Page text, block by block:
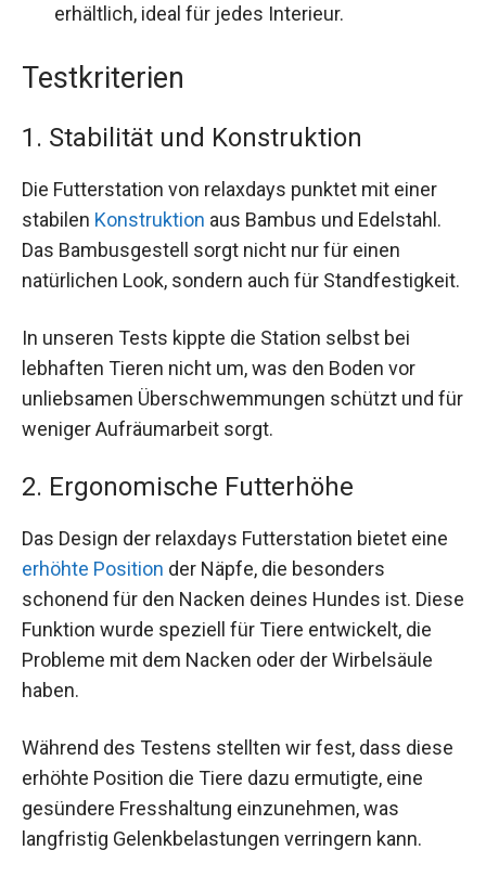
erhältlich, ideal für jedes Interieur.
Testkriterien
1. Stabilität und Konstruktion
Die Futterstation von relaxdays punktet mit einer
stabilen Konstruktion aus Bambus und Edelstahl.
Das Bambusgestell sorgt nicht nur für einen
natürlichen Look, sondern auch für Standfestigkeit.
In unseren Tests kippte die Station selbst bei
lebhaften Tieren nicht um, was den Boden vor
unliebsamen Überschwemmungen schützt und für
weniger Aufräumarbeit sorgt.
2. Ergonomische Futterhöhe
Das Design der relaxdays Futterstation bietet eine
erhöhte Position der Näpfe, die besonders
schonend für den Nacken deines Hundes ist. Diese
Funktion wurde speziell für Tiere entwickelt, die
Probleme mit dem Nacken oder der Wirbelsäule
haben.
Während des Testens stellten wir fest, dass diese
erhöhte Position die Tiere dazu ermutigte, eine
gesündere Fresshaltung einzunehmen, was
langfristig Gelenkbelastungen verringern kann.